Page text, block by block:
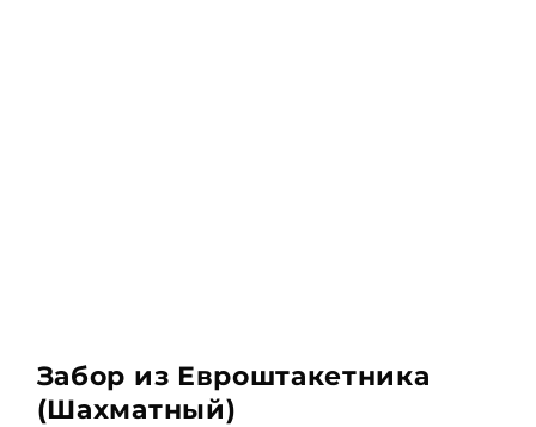
Забор из Евроштакетника
(Шахматный)